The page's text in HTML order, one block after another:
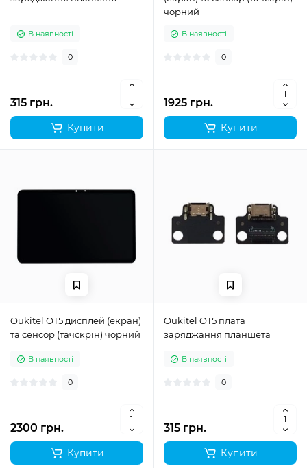
В наявності
0
315 грн.
Купити
чорний
В наявності
0
1925 грн.
Купити
Oukitel OT5 дисплей (екран)
та сенсор (тачскрін) чорний
В наявності
0
2300 грн.
Купити
Oukitel OT5 плата
заряджання планшета
В наявності
0
315 грн.
Купити